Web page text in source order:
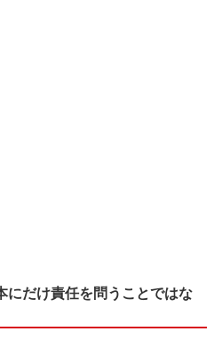
にだけ責任を問うことではな